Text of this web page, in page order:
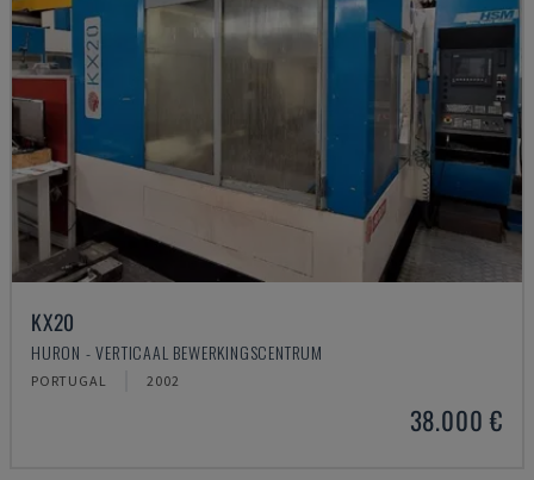
KX20
HURON - VERTICAAL BEWERKINGSCENTRUM
PORTUGAL 2002
38.000 €